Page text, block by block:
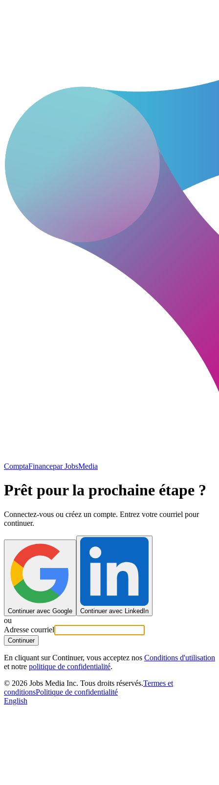
ComptaFinancepar JobsMedia
Prêt pour la prochaine étape ?
Connectez-vous ou créez un compte. Entrez votre courriel pour
continuer.
Continuer avec Google Continuer avec LinkedIn
ou
Adresse courriel
Continuer
En cliquant sur Continuer, vous acceptez nos Conditions d'utilisation
et notre politique de confidentialité.
© 2026 Jobs Media Inc. Tous droits réservés.Termes et
conditionsPolitique de confidentialité
English